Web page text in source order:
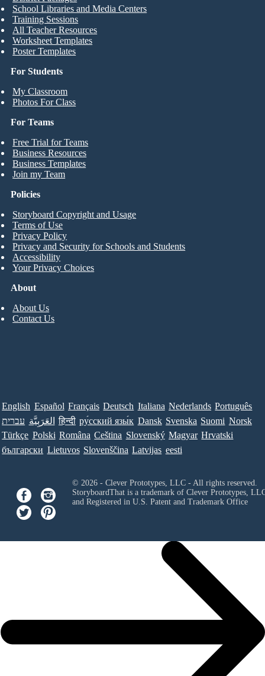
For Students
My Classroom
Photos For Class
School Libraries and Media Centers
Training Sessions
All Teacher Resources
Worksheet Templates
Poster Templates
For Teams
Free Trial for Teams
Business Resources
Business Templates
Join my Team
About
About Us
Contact Us
Policies
Storyboard Copyright and Usage
Terms of Use
Privacy Policy
Privacy and Security for Schools and Students
Accessibility
Your Privacy Choices
English Español Français Deutsch Italiana Nederlands Português
עברית العَرَبِيَّة हिन्दी ру́сский язы́к Dansk Svenska Suomi Norsk
Türkçe Polski Româna Ceština Slovenský Magyar Hrvatski
български Lietuvos Slovenščina Latvijas eesti
© 2026 - Clever Prototypes, LLC - All rights reserved.
StoryboardThat is a trademark of Clever Prototypes,
and Registered in U.S. Patent and Trademark Office